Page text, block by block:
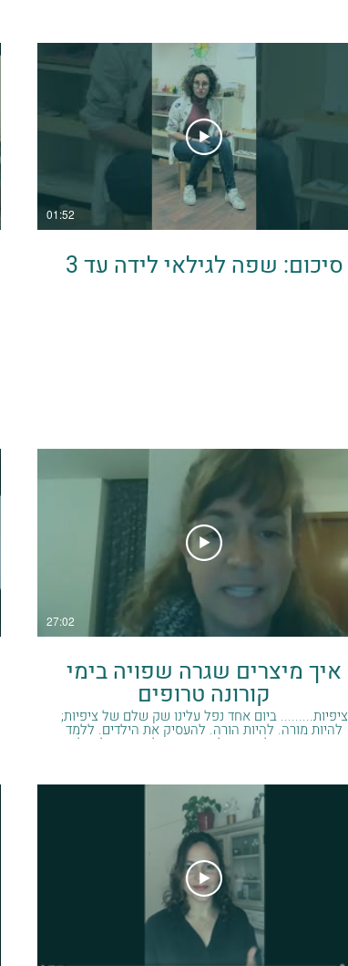
01:52
סיכום: שפה לגילאי לידה עד 3
27:02
איך מיצרים שגרה שפויה בימי
קורונה טרופים
ציפיות......... ביום אחד נפל עלינו שק שלם של ציפיות;
להיות מורה. להיות הורה. להעסיק את הילדים. ללמד
אותם חשבון. לשמור על סדר יום ועל שפיות. להצליח
עם השני, שיסתדרו בלעדינו. שיתמודדו עם למידה
מרחוק. שיתמודדו עם למידה מקרוב. הרשת מלאה
בטבלאות סדר יום. טיפים מחינוך ביתי. איך להיות על
המסך - אבל לא יותר מידי. ואם כבר מסך, אז שיהיה
לימודי. וכושר בבוקר. ושילמדו לשתוף כלים. וללכת
לישון בזמן. ומעל כל זה להיות סובלניים וסבלניים.
מכילים. לא לצעוק. לא לתפס על הקירות. ולהצליח
לשרוד עד מחר. ולנו רק בא להגיד - רגע. רגע! הפסקה.
נשימה. זו תקופה כל כך מאתגרת ולא צפויה. כל
הצרכים הכי בסיסיים שלנו התערערו בבת אחת - ביטחון
(כלכלי, בהורות ובכלל), וודאות לגבי העתיד, הרמוניה,
שקט (פיזי ונפשי), בהירות, סדר, והרשימה לא נגמרת. אז
שניה לפני שאנחנו מנסים להכניס הגיון בכל הדבר הזה